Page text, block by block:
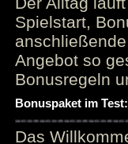
Spielstart,
Angebot so
Bonusregeln
Bonuspaket im
Das